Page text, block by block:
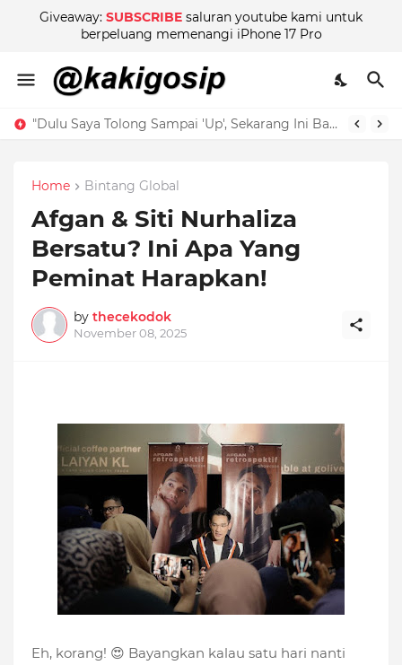
Giveaway: SUBSCRIBE saluran youtube kami untuk
berpeluang memenangi iPhone 17 Pro
"Menyesal Gila!" - Beli Beg Tangan Sampai RM135,000, Selebriti Popular Ini Akui ‘Bebal’ & Kini Terus Berubah!"Dulu Saya Tolong Sampai 'Up', Sekarang Ini Balasannya?" – Izara Aishah Dedah Sisi Gelap Usahawan Tudung Yang Ramai Tak Tahu!
Home Bintang Global
Afgan & Siti Nurhaliza
Bersatu? Ini Apa Yang
Peminat Harapkan!
by thecekodok
November 08, 2025
Eh, korang! 😍 Bayangkan kalau satu hari nanti